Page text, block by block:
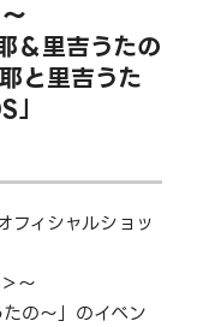
＆里吉うたの
と里吉うた
フィシャルショッ
～
の～」のイベン